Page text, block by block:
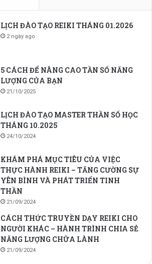
LỊCH ĐÀO TẠO REIKI THÁNG 01.2026
2 ngày ago
5 CÁCH ĐỂ NÂNG CAO TẦN SỐ NĂNG
LƯỢNG CỦA BẠN
21/10/2025
LỊCH ĐÀO TẠO MASTER THẦN SỐ HỌC
THÁNG 10.2025
24/10/2024
KHÁM PHÁ MỤC TIÊU CỦA VIỆC
THỰC HÀNH REIKI – TĂNG CƯỜNG SỰ
YÊN BÌNH VÀ PHÁT TRIỂN TINH
THẦN
21/09/2024
CÁCH THỨC TRUYỀN DẠY REIKI CHO
NGƯỜI KHÁC – HÀNH TRÌNH CHIA SẺ
NĂNG LƯỢNG CHỮA LÀNH
21/09/2024